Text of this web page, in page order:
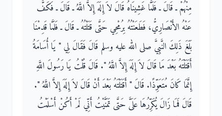
مِنْهُمْ ـ قَالَ ـ فَلَمَّا غَشِينَاهُ قَالَ لاَ إِلَهَ إِلاَّ اللَّهُ ـ قَالَ ـ فَكَفَّ
عَنْهُ الأَنْصَارِيُّ، فَطَعَنْتُهُ بِرُمْحِي حَتَّى قَتَلْتُهُ ـ قَالَ ـ فَلَمَّا قَدِمْنَا
بَلَغَ ذَلِكَ النَّبِيَّ صلى الله عليه وسلم قَالَ فَقَالَ لِي ‏"‏ يَا أُسَامَةُ
أَقَتَلْتَهُ بَعْدَ مَا قَالَ لاَ إِلَهَ إِلاَّ اللَّهُ ‏"‏‏.‏ قَالَ قُلْتُ يَا رَسُولَ اللَّهِ
إِنَّمَا كَانَ مُتَعَوِّذًا‏.‏ قَالَ ‏"‏ أَقَتَلْتَهُ بَعْدَ أَنْ قَالَ لاَ إِلَهَ إِلاَّ اللَّهُ ‏"‏‏.‏
قَالَ فَمَا زَالَ يُكَرِّرُهَا عَلَىَّ حَتَّى تَمَنَّيْتُ أَنِّي لَمْ أَكُنْ أَسْلَمْتُ